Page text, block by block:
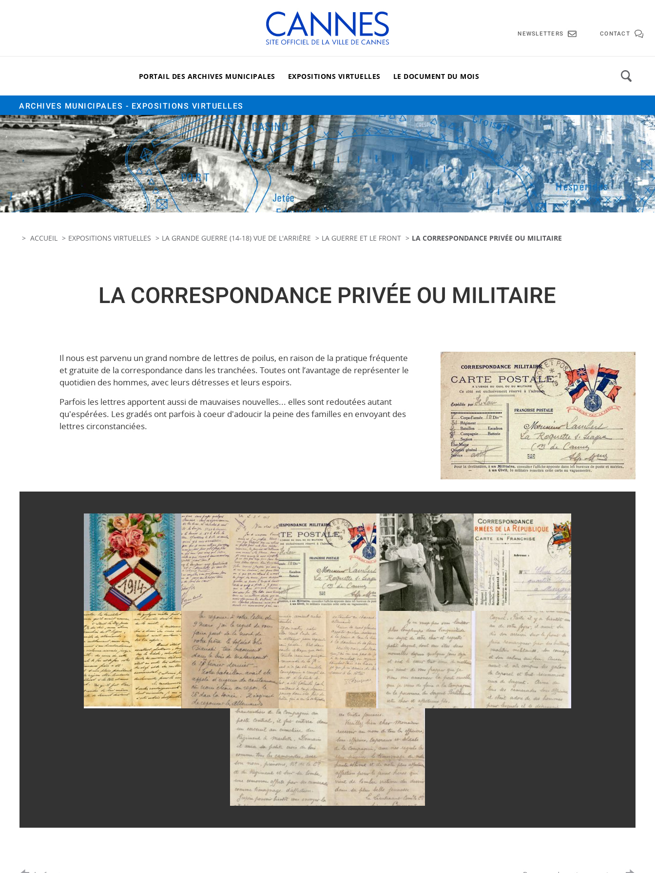
NEWSLETTERS CONTACT
ARCHIVES MUNICIPALES - EXPOSITIONS VIRTUELLES
PORTAIL DES ARCHIVES MUNICIPALES EXPOSITIONS VIRTUELLES LE DOCUMENT DU MOIS
ACCUEIL EXPOSITIONS VIRTUELLES LA GRANDE GUERRE (14-18) VUE DE L'ARRIÈRE LA GUERRE ET LE FRONT LA CORRESPONDANCE PRIVÉE OU MILITAIRE
LA CORRESPONDANCE PRIVÉE OU MILITAIRE
Il nous est parvenu un grand nombre de lettres de poilus, en raison de la pratique fréquente
et gratuite de la correspondance dans les tranchées. Toutes ont l’avantage de représenter le
quotidien des hommes, avec leurs détresses et leurs espoirs.
Parfois les lettres apportent aussi de mauvaises nouvelles... elles sont redoutées autant
qu'espérées. Les gradés ont parfois à coeur d'adoucir la peine des familles en envoyant des
lettres circonstanciées.